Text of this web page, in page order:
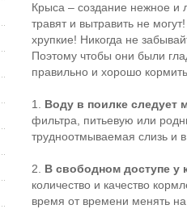
Крыса – создание нежное и
травят и вытравить не
хрупкие! Никогда не
Поэтому чтобы они были
правильно и хорошо
1. Воду в поилке следует
фильтра, питьевую или
трудноотмываемая слизь и
2. В свободном доступе у
количество и качество
время от времени менять